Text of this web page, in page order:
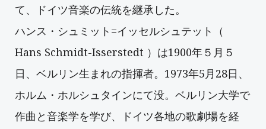
て、ドイツ音楽の伝統を継承した。
ハンス・シュミット=イッセルシュテット（
Hans Schmidt-Isserstedt ）は1900年５月５
日、ベルリン生まれの指揮者。1973年5月28日、
ホルム・ホルシュタインにて没。ベルリン大学で
作曲と音楽学を学び、ドイツ各地の歌劇場を経